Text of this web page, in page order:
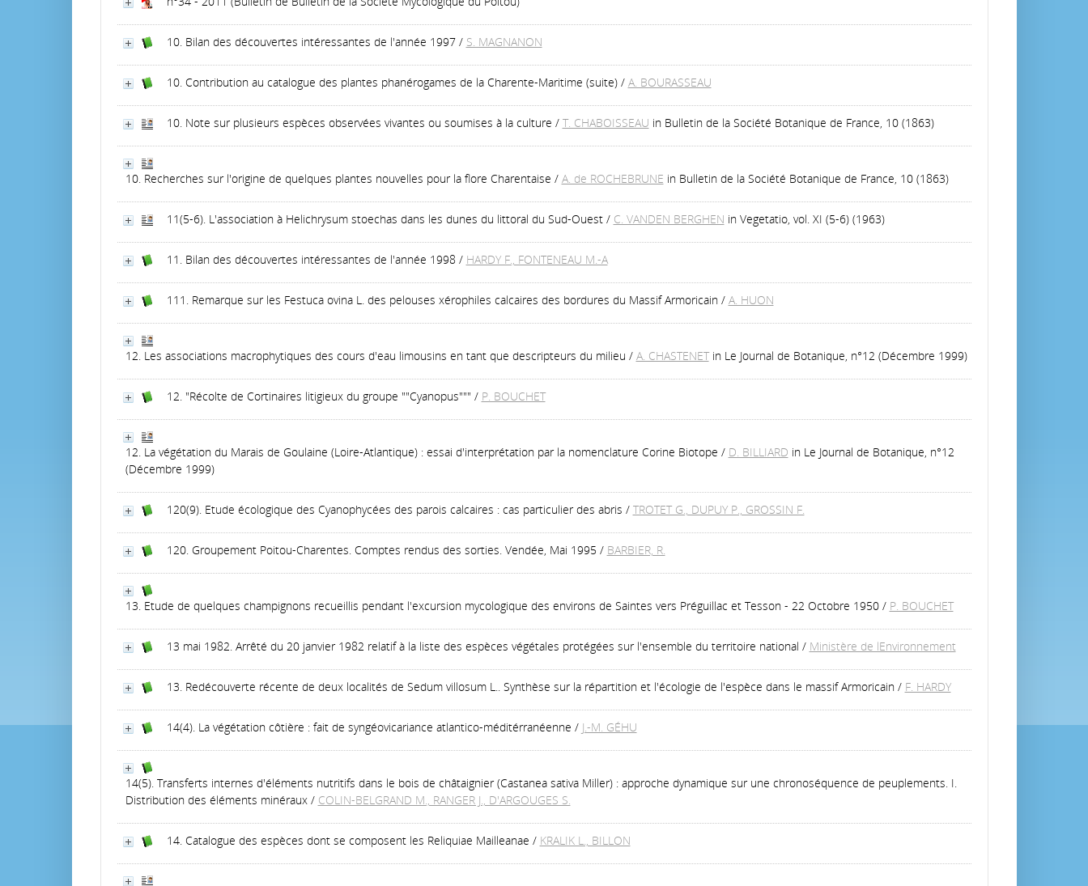
10. Bilan des découvertes intéressantes de l'année 1997/ S. MAGNANON
10. Contribution au catalogue des plantes phanérogames de la Charente-Maritime (suite)/ A. BOURASSEAU
10. Note sur plusieurs espèces observées vivantes ou soumises à la culture / T. CHABOISSEAU in Bulletin de la Société Botanique de France, 10 (1863)
10. Recherches sur l'origine de quelques plantes nouvelles pour la flore Charentaise / A. de ROCHEBRUNE in Bulletin de la Société Botanique de France, 10 (1863)
11(5-6). L'association à Helichrysum stoechas dans les dunes du littoral du Sud-Ouest/ C. VANDEN BERGHEN in Vegetatio, vol. XI (5-6) (1963)
11. Bilan des découvertes intéressantes de l'année 1998 / HARDY F., FONTENEAU M.-A
111. Remarque sur les Festuca ovina L. des pelouses xérophiles calcaires des bordures du Massif Armoricain/ A. HUON
12. Les associations macrophytiques des cours d'eau limousins en tant que descripteurs du milieu / A. CHASTENET in Le Journal de Botanique, n°12 (Décembre 1999)
12. "Récolte de Cortinaires litigieux du groupe ""Cyanopus""" / P. BOUCHET
12. La végétation du Marais de Goulaine (Loire-Atlantique) : essai d'interprétation par la nomenclature Corine Biotope / D. BILLIARD in Le Journal de Botanique, n°12
(Décembre 1999)
120(9). Etude écologique des Cyanophycées des parois calcaires : cas particulier des abris / TROTET G., DUPUY P., GROSSIN F.
120. Groupement Poitou-Charentes. Comptes rendus des sorties. Vendée, Mai 1995 / BARBIER, R.
13. Etude de quelques champignons recueillis pendant l'excursion mycologique des environs de Saintes vers Préguillac et Tesson - 22 Octobre 1950/ P. BOUCHET
13 mai 1982. Arrêté du 20 janvier 1982 relatif à la liste des espèces végétales protégées sur l'ensemble du territoire national / Ministère de lEnvironnement
13. Redécouverte récente de deux localités de Sedum villosum L.. Synthèse sur la répartition et l'écologie de l'espèce dans le massif Armoricain/ F. HARDY
14(4). La végétation côtière : fait de syngéovicariance atlantico-méditérranéenne / J.-M. GÉHU
14(5). Transferts internes d'éléments nutritifs dans le bois de châtaignier (Castanea sativa Miller) : approche dynamique sur une chronoséquence de peuplements. I.
Distribution des éléments minéraux/ COLIN-BELGRAND M., RANGER J., D'ARGOUGES S.
14. Catalogue des espèces dont se composent les Reliquiae Mailleanae / KRALIK L., BILLON